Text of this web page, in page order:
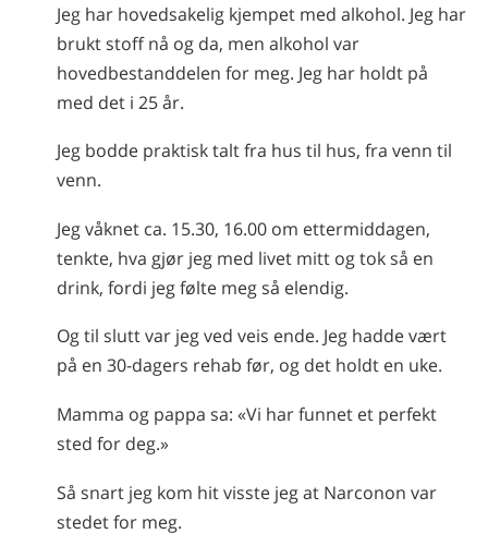
Arabisk
Kroatisk
Jeg har hovedsakelig kjempet med alkohol. Jeg har
brukt stoff nå og da, men alkohol var
hovedbestanddelen for meg. Jeg har holdt på
med det i 25 år.
Jeg bodde praktisk talt fra hus til hus, fra venn til
venn.
Jeg våknet ca. 15.30, 16.00 om ettermiddagen,
tenkte, hva gjør jeg med livet mitt og tok så en
drink, fordi jeg følte meg så elendig.
Og til slutt var jeg ved veis ende. Jeg hadde vært
på en 30-dagers rehab før, og det holdt en uke.
Mamma og pappa sa: «Vi har funnet et perfekt
sted for deg.»
Så snart jeg kom hit visste jeg at Narconon var
stedet for meg.